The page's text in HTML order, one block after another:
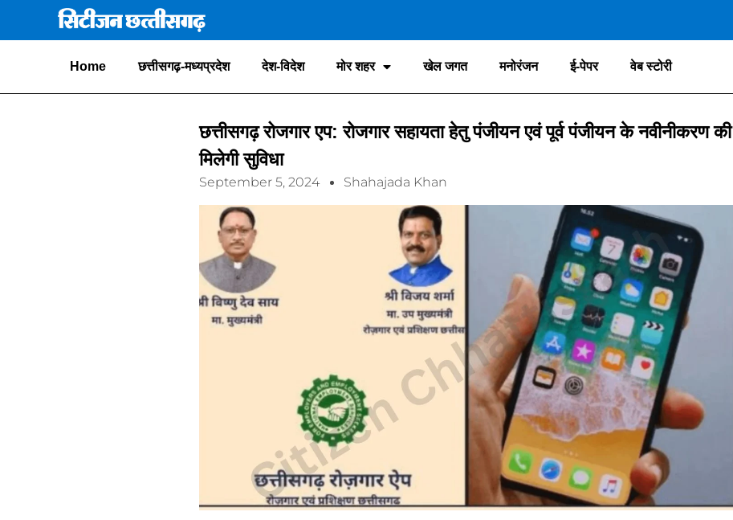
Home छत्तीसगढ़-मध्यप्रदेश देश-विदेश मोर शहर खेल जगत मनोरंजन ई-पेपर वेब स्टोरी
छत्तीसगढ़ रोजगार एप: रोजगार सहायता हेतु पंजीयन एवं पूर्व पंजीयन के नवीनीकरण की
मिलेगी सुविधा
September 5, 2024 Shahajada Khan